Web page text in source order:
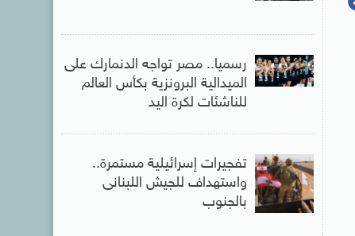
رسميا.. مصر تواجه الدنمارك على
الميدالية البرونزية بكأس العالم
للناشئات لكرة اليد
تفجيرات إسرائيلية مستمرة..
واستهداف للجيش اللبنانى
بالجنوب